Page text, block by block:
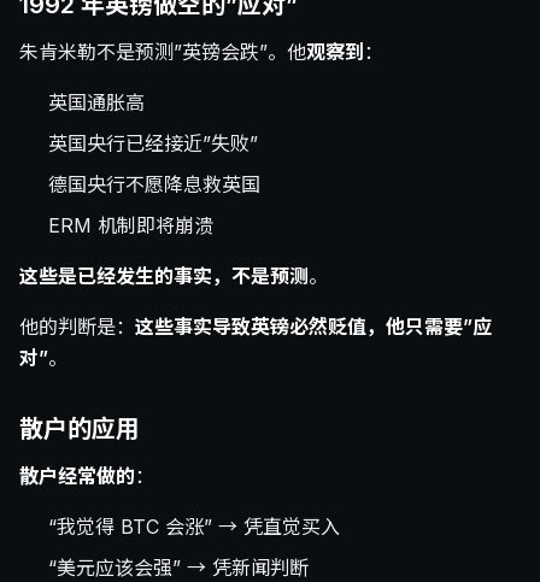
朱肯米勒不是预测”英镑会跌”。他观察到 ：
英国通胀高
英国央行已经接近”失败”
德国央行不愿降息救英国
ERM 机制即将崩溃
这些是已经发生的事实，不是预测。
他的判断是： 这些事实导致英镑必然贬值，他只需要”应
对”。
散户的应用
散户经常做的：
“我觉得 BTC 会涨” → 凭直觉买入
“美元应该会强” → 凭新闻判断